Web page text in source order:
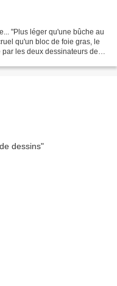
"Plus léger qu'une bûche au
qu'un bloc de foie gras, le
les deux dessinateurs de